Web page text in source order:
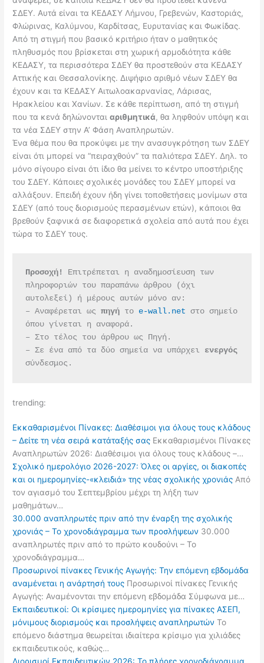
ΣΔΕΥ. Αυτά είναι τα ΚΕΔΑΣΥ Λήμνου, Γρεβενών, Καστοριάς,
Φλώρινας, Καλύμνου, Καρδίτσας, Ευρυτανίας και Φωκίδας.
Από τη στιγμή που βασικό κριτήριο ήταν ο μαθητικός
πληθυσμός που βρίσκεται στη χωρική αρμοδιότητα κάθε
ΚΕΔΑΣΥ, τα περισσότερα ΣΔΕΥ θα προστεθούν στα ΚΕΔΑΣΥ
Αττικής και Θεσσαλονίκης. Διψήφιο αριθμό νέων ΣΔΕΥ θα
έχουν και τα ΚΕΔΑΣΥ Αιτωλοακαρνανίας, Λάρισας,
Ηρακλείου και Χανίων. Σε κάθε περίπτωση, από τη στιγμή
που τα κενά δηλώνονταιαριθμητικά, θα ληφθούν υπόψη και
τα νέα ΣΔΕΥ στην Α’ Φάση Αναπληρωτών.
Ένα θέμα που θα προκύψει με την ανασυγκρότηση των ΣΔΕΥ
είναι ότι μπορεί να “πειραχθούν” τα παλιότερα ΣΔΕΥ. Δηλ. το
μόνο σίγουρο είναι ότι ίδιο θα μείνει το κέντρο υποστήριξης
του ΣΔΕΥ. Κάποιες σχολικές μονάδες του ΣΔΕΥ μπορεί να
αλλάξουν. Επειδή έχουν ήδη γίνει τοποθετήσεις μονίμων στα
ΣΔΕΥ (από τους διορισμούς περασμένων ετών), κάποιοι θα
βρεθούν ξαφνικά σε διαφορετικά σχολεία από αυτά που έχει
τώρα το ΣΔΕΥ τους.
Προσοχή!
Επιτρέπεται η αναδημοσίευση των
πληροφοριών του παραπάνω άρθρου (όχι
αυτολεξεί) ή μέρους αυτών μόνο αν:
– Αναφέρεται ως πηγή το e-wall.net στο σημείο
όπου γίνεται η αναφορά.
– Στο τέλος του άρθρου ως Πηγή.
– Σε ένα από τα δύο σημεία να υπάρχει
ενεργός
σύνδεσμος.
trending:
Εκκαθαρισμένοι Πίνακες: Διαθέσιμοι για όλους τους κλάδους
– Δείτε τη νέα σειρά κατάταξής σας Εκκαθαρισμένοι Πίνακες
Αναπληρωτών 2026: Διαθέσιμοι για όλους τους κλάδους –…
Σχολικό ημερολόγιο 2026-2027: Όλες οι αργίες, οι διακοπές
και οι ημερομηνίες-«κλειδιά» της νέας σχολικής χρονιάς Από
τον αγιασμό του Σεπτεμβρίου μέχρι τη λήξη των
μαθημάτων…
30.000 αναπληρωτές πριν από την έναρξη της σχολικής
χρονιάς – Το χρονοδιάγραμμα των προσλήψεων 30.000
αναπληρωτές πριν από το πρώτο κουδούνι – Το
χρονοδιάγραμμα…
Προσωρινοί πίνακες Γενικής Αγωγής: Την επόμενη εβδομάδα
αναμένεται η ανάρτησή τους Προσωρινοί πίνακες Γενικής
Αγωγής: Αναμένονται την επόμενη εβδομάδα Σύμφωνα με…
Εκπαιδευτικοί: Οι κρίσιμες ημερομηνίες για πίνακες ΑΣΕΠ,
μόνιμους διορισμούς και προσλήψεις αναπληρωτών Το
επόμενο διάστημα θεωρείται ιδιαίτερα κρίσιμο για χιλιάδες
εκπαιδευτικούς, καθώς…